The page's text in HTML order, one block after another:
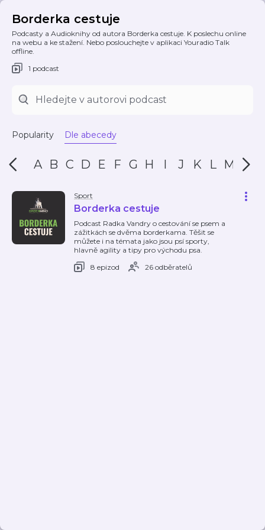
Borderka cestuje
Podcasty a Audioknihy od autora Borderka cestuje. K poslechu online
na webu a ke stažení. Nebo poslouchejte v aplikaci Youradio Talk
offline.
1 podcast
Popularity Dle abecedy
A B C D E F G H I J K L M N
Sport
Borderka cestuje
Podcast Radka Vandry o cestování se psem a
zážitkách se dvěma borderkama. Těšit se
můžete i na témata jako jsou psí sporty,
hlavně agility a tipy pro východu psa.
8 epizod
26 odběratelů